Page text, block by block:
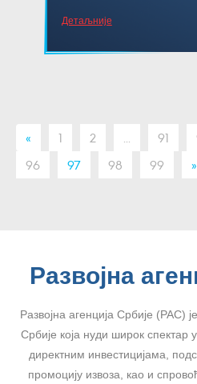
Детаљније
« 1 2 91
96
97 98 99 »
Развојна
Развојна агенција Србије (РАС)
Србије која нуди широк спектар
директним инвестицијама,
промоцију извоза, као и